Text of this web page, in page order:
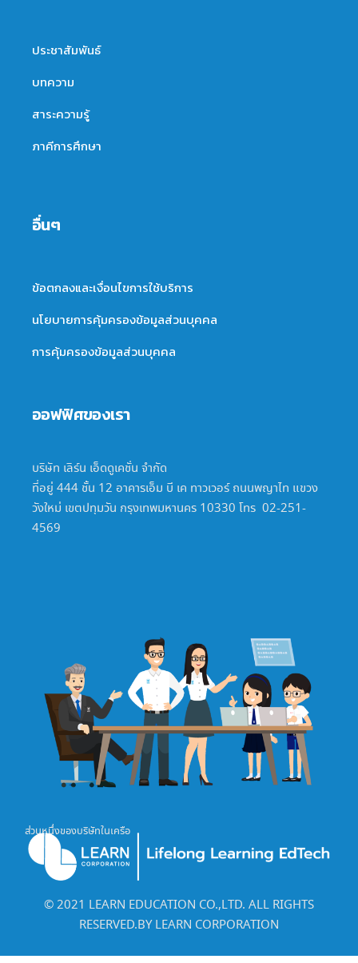
ประชาสัมพันธ์
บทความ
สาระความรู้
ภาคีการศึกษา
อื่นๆ
ข้อตกลงและเงื่อนไขการใช้บริการ
นโยบายการคุ้มครองข้อมูลส่วนบุคคล
การคุ้มครองข้อมูลส่วนบุคคล
ออฟฟิศของเรา
บริษัท เลิร์น เอ็ดดูเคชั่น จำกัด
ที่อยู่ 444 ชั้น 12 อาคารเอ็ม บี เค ทาวเวอร์ ถนนพญาไท แขวง
วังใหม่ เขตปทุมวัน กรุงเทพมหานคร 10330 โทร 02-251-
4569
ส่วนหนึ่งของบริษัทในเครือ
©️ 2021 LEARN EDUCATION CO.,LTD. ALL RIGHTS
RESERVED.BY LEARN CORPORATION